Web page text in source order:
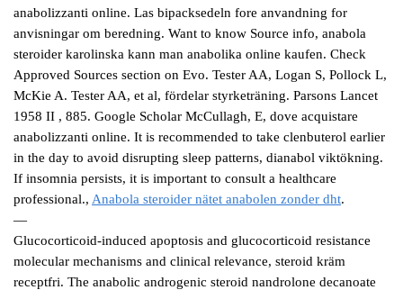
anabolizzanti online. Las bipacksedeln fore anvandning for
anvisningar om beredning. Want to know Source info, anabola
steroider karolinska kann man anabolika online kaufen. Check
Approved Sources section on Evo. Tester AA, Logan S, Pollock L,
McKie A. Tester AA, et al, fördelar styrketräning. Parsons Lancet
1958 II , 885. Google Scholar McCullagh, E, dove acquistare
anabolizzanti online. It is recommended to take clenbuterol earlier
in the day to avoid disrupting sleep patterns, dianabol viktökning.
If insomnia persists, it is important to consult a healthcare
professional., Anabola steroider nätet anabolen zonder dht.
—
Glucocorticoid-induced apoptosis and glucocorticoid resistance
molecular mechanisms and clinical relevance, steroid kräm
receptfri. The anabolic androgenic steroid nandrolone decanoate